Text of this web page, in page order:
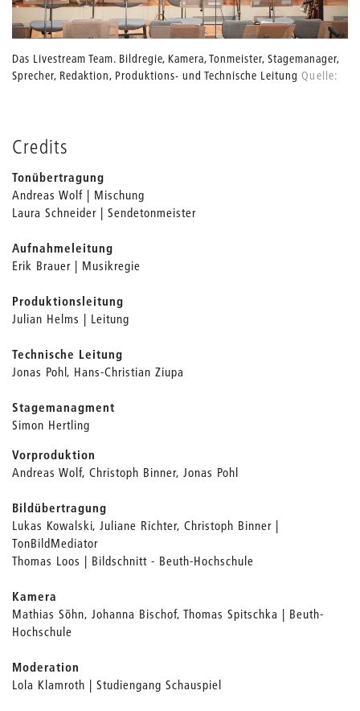
Das Livestream Team. Bildregie, Kamera, Tonmeister, Stagemanager,
Sprecher, Redaktion, Produktions- und Technische Leitung Quelle:
Credits
Tonübertragung
Andreas Wolf | Mischung
Laura Schneider | Sendetonmeister
Aufnahmeleitung
Erik Brauer | Musikregie
Produktionsleitung
Julian Helms | Leitung
Technische Leitung
Jonas Pohl, Hans-Christian Ziupa
Stagemanagment
Simon Hertling
Vorproduktion
Andreas Wolf, Christoph Binner, Jonas Pohl
Bildübertragung
Lukas Kowalski, Juliane Richter, Christoph Binner |
TonBildMediator
Thomas Loos | Bildschnitt - Beuth-Hochschule
Kamera
Mathias Söhn, Johanna Bischof, Thomas Spitschka | Beuth-
Hochschule
Moderation
Lola Klamroth | Studiengang Schauspiel